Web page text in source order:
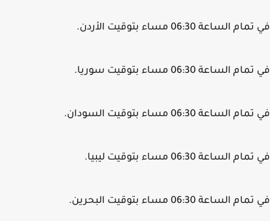
الساعة 06:30 مساء بتوقيت الأردن.
الساعة 06:30 مساء بتوقيت سوريا.
الساعة 06:30 مساء بتوقيت السودان.
الساعة 06:30 مساء بتوقيت ليبيا.
الساعة 06:30 مساء بتوقيت البحرين.